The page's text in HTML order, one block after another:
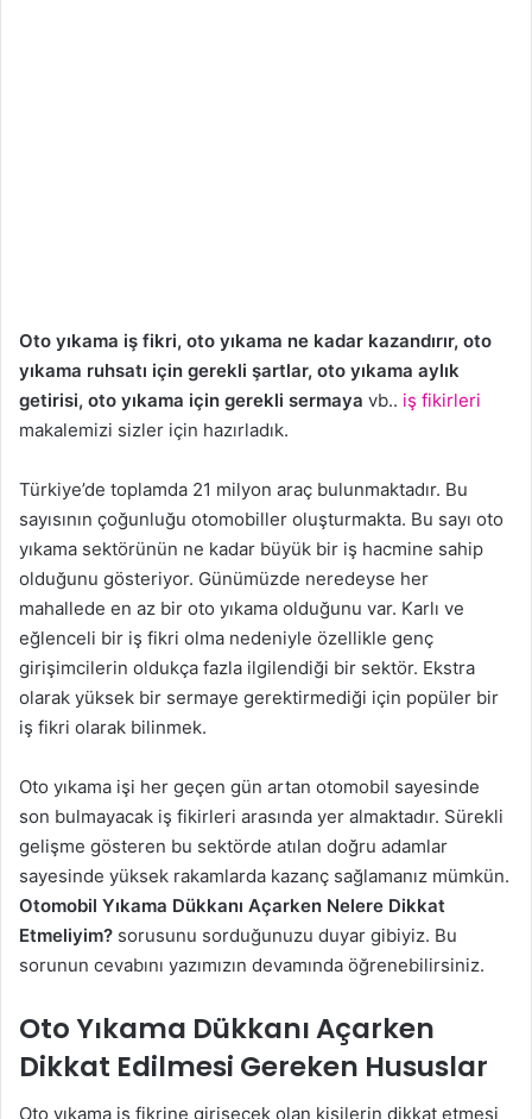
Oto yıkama iş fikri, oto yıkama ne kadar kazandırır, oto
yıkama ruhsatı için gerekli şartlar, oto yıkama aylık
getirisi, oto yıkama için gerekli sermaya vb.. iş fikirleri
makalemizi sizler için hazırladık.
Türkiye’de toplamda 21 milyon araç bulunmaktadır. Bu
sayısının çoğunluğu otomobiller oluşturmakta. Bu sayı oto
yıkama sektörünün ne kadar büyük bir iş hacmine sahip
olduğunu gösteriyor. Günümüzde neredeyse her
mahallede en az bir oto yıkama olduğunu var. Karlı ve
eğlenceli bir iş fikri olma nedeniyle özellikle genç
girişimcilerin oldukça fazla ilgilendiği bir sektör. Ekstra
olarak yüksek bir sermaye gerektirmediği için popüler bir
iş fikri olarak bilinmek.
Oto yıkama işi her geçen gün artan otomobil sayesinde
son bulmayacak iş fikirleri arasında yer almaktadır. Sürekli
gelişme gösteren bu sektörde atılan doğru adamlar
sayesinde yüksek rakamlarda kazanç sağlamanız mümkün.
Otomobil Yıkama Dükkanı Açarken Nelere Dikkat
Etmeliyim? sorusunu sorduğunuzu duyar gibiyiz. Bu
sorunun cevabını yazımızın devamında öğrenebilirsiniz.
Oto Yıkama Dükkanı Açarken
Dikkat Edilmesi Gereken Hususlar
Oto yıkama iş fikrine girişecek olan kişilerin dikkat etmesi